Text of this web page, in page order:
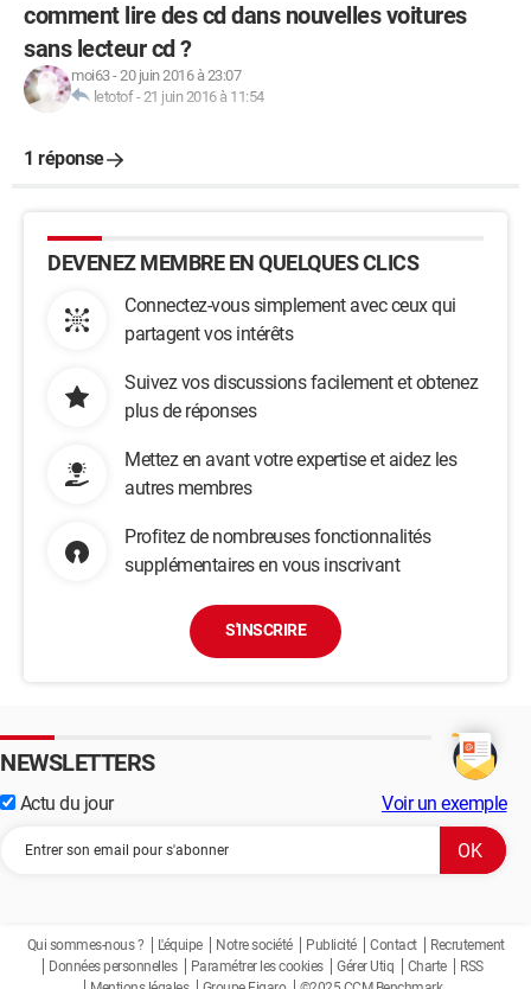
comment lire des cd dans nouvelles voitures
sans lecteur cd ?
moi63-20 juin 2016 à 23:07
letotof-21 juin 2016 à 11:54
1 réponse
DEVENEZ MEMBRE EN QUELQUES CLICS
Connectez-vous simplement avec ceux qui
partagent vos intérêts
Suivez vos discussions facilement et obtenez
plus de réponses
Mettez en avant votre expertise et aidez les
autres membres
Profitez de nombreuses fonctionnalités
supplémentaires en vous inscrivant
S'INSCRIRE
NEWSLETTERS
Actu du jour Voir un exemple
Qui sommes-nous ? L'équipe Notre société Publicité Contact
Recrutement
Données personnelles
Paramétrer les cookies Gérer Utiq Charte
RSS